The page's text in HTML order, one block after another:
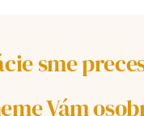
sme
Vám